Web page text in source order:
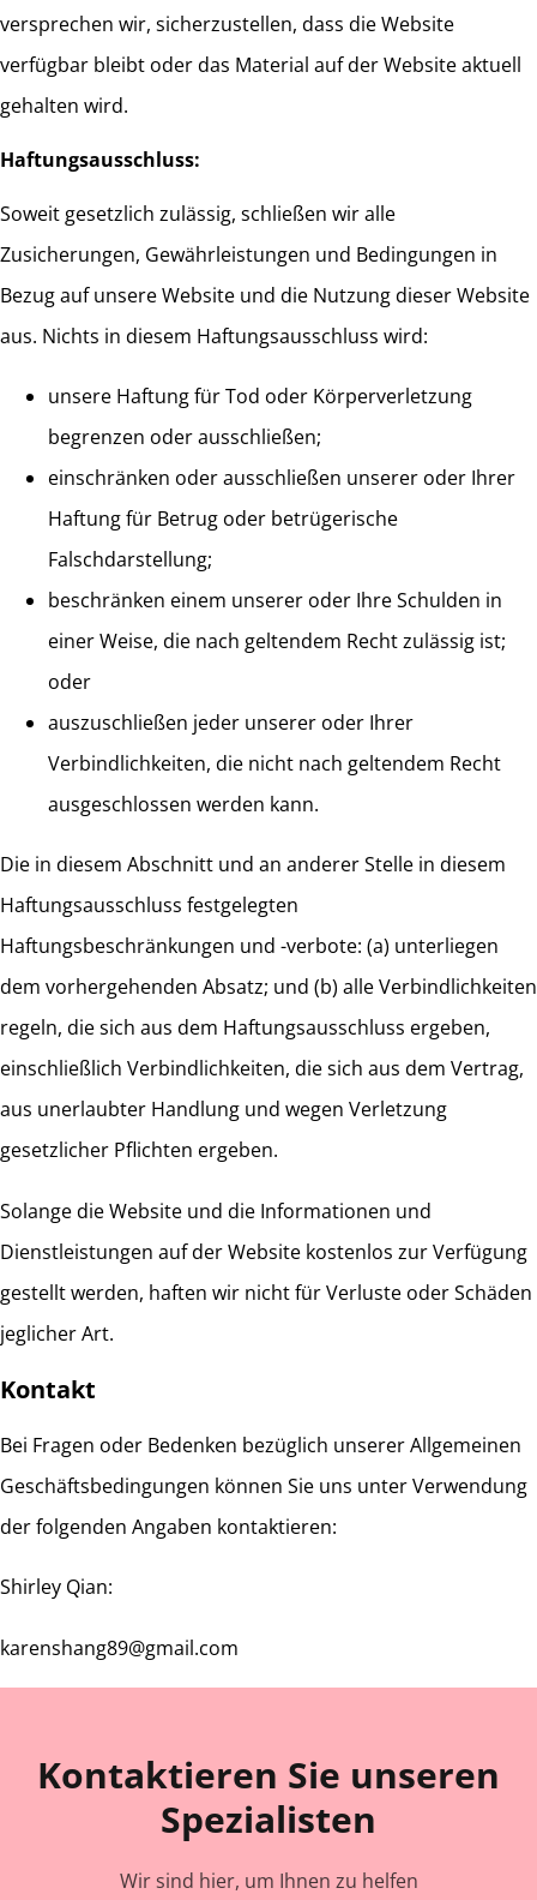
versprechen wir, sicherzustellen, dass die Website
verfügbar bleibt oder das Material auf der Website aktuell
gehalten wird.
Haftungsausschluss:
Soweit gesetzlich zulässig, schließen wir alle
Zusicherungen, Gewährleistungen und Bedingungen in
Bezug auf unsere Website und die Nutzung dieser Website
aus. Nichts in diesem Haftungsausschluss wird:
unsere Haftung für Tod oder Körperverletzung
begrenzen oder ausschließen;
einschränken oder ausschließen unserer oder Ihrer
Haftung für Betrug oder betrügerische
Falschdarstellung;
beschränken einem unserer oder Ihre Schulden in
einer Weise, die nach geltendem Recht zulässig ist;
oder
auszuschließen jeder unserer oder Ihrer
Verbindlichkeiten, die nicht nach geltendem Recht
ausgeschlossen werden kann.
Die in diesem Abschnitt und an anderer Stelle in diesem
Haftungsausschluss festgelegten
Haftungsbeschränkungen und -verbote: (a) unterliegen
dem vorhergehenden Absatz; und (b) alle Verbindlichkeiten
regeln, die sich aus dem Haftungsausschluss ergeben,
einschließlich Verbindlichkeiten, die sich aus dem Vertrag,
aus unerlaubter Handlung und wegen Verletzung
gesetzlicher Pflichten ergeben.
Solange die Website und die Informationen und
Dienstleistungen auf der Website kostenlos zur Verfügung
gestellt werden, haften wir nicht für Verluste oder Schäden
jeglicher Art.
Kontakt
Bei Fragen oder Bedenken bezüglich unserer Allgemeinen
Geschäftsbedingungen können Sie uns unter Verwendung
der folgenden Angaben kontaktieren:
Shirley Qian:
karenshang89@gmail.com
Kontaktieren Sie unseren
Spezialisten
Wir sind hier, um Ihnen zu helfen